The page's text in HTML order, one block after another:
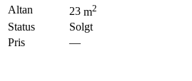
Altan 23 m2
Status
Solgt
Pris
—